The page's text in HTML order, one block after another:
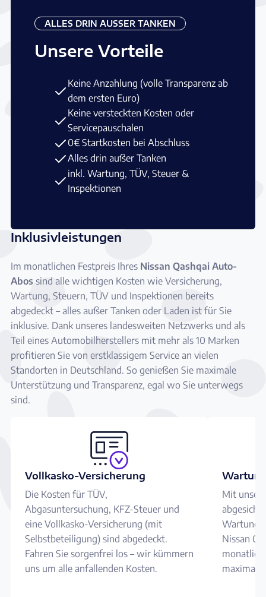
ALLES DRIN AUSSER TANKEN
Unsere Vorteile
Keine Anzahlung (volle Transparenz ab
dem ersten Euro)
Keine versteckten Kosten oder
Servicepauschalen
0€ Startkosten bei Abschluss
Alles drin außer Tanken
inkl. Wartung, TÜV, Steuer &
Inspektionen
Inklusivleistungen
Im monatlichen Festpreis Ihres Nissan Qashqai Auto-
Abos sind alle wichtigen Kosten wie Versicherung,
Wartung, Steuern, TÜV und Inspektionen bereits
abgedeckt – alles außer Tanken oder Laden ist für Sie
inklusive. Dank unseres landesweiten Netzwerks und als
Teil eines Automobilherstellers mit mehr als 10 Marken
profitieren Sie von erstklassigem Service an vielen
Standorten in Deutschland. So genießen Sie maximale
Unterstützung und Transparenz, egal wo Sie unterwegs
sind.
Vollkasko-Versicherung
Die Kosten für TÜV,
Abgasuntersuchung, KFZ-Steuer und
eine Vollkasko-Versicherung (mit
Selbstbeteiligung) sind abgedeckt.
Fahren Sie sorgenfrei los – wir kümmern
uns um alle anfallenden Kosten.
Mit
Nissan
maximale